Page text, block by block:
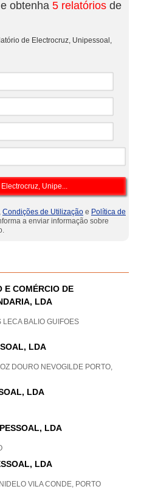
e obtenha 5 relatórios de
de Electrocruz, Unipessoal,
, Condições de Utilização e Política de
a enviar informação sobre
E COMÉRCIO DE
LDA
BALIO GUIFOES
LDA
DOURO NEVOGILDE PORTO,
LDA
LDA
LDA
VILA CONDE, PORTO